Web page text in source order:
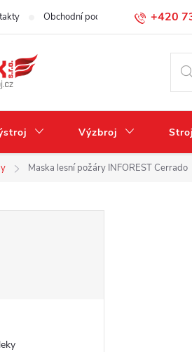
+420
Obchodní podmínky Podmínky
Výzbroj
Maska lesní požáry INFOREST Cerrado